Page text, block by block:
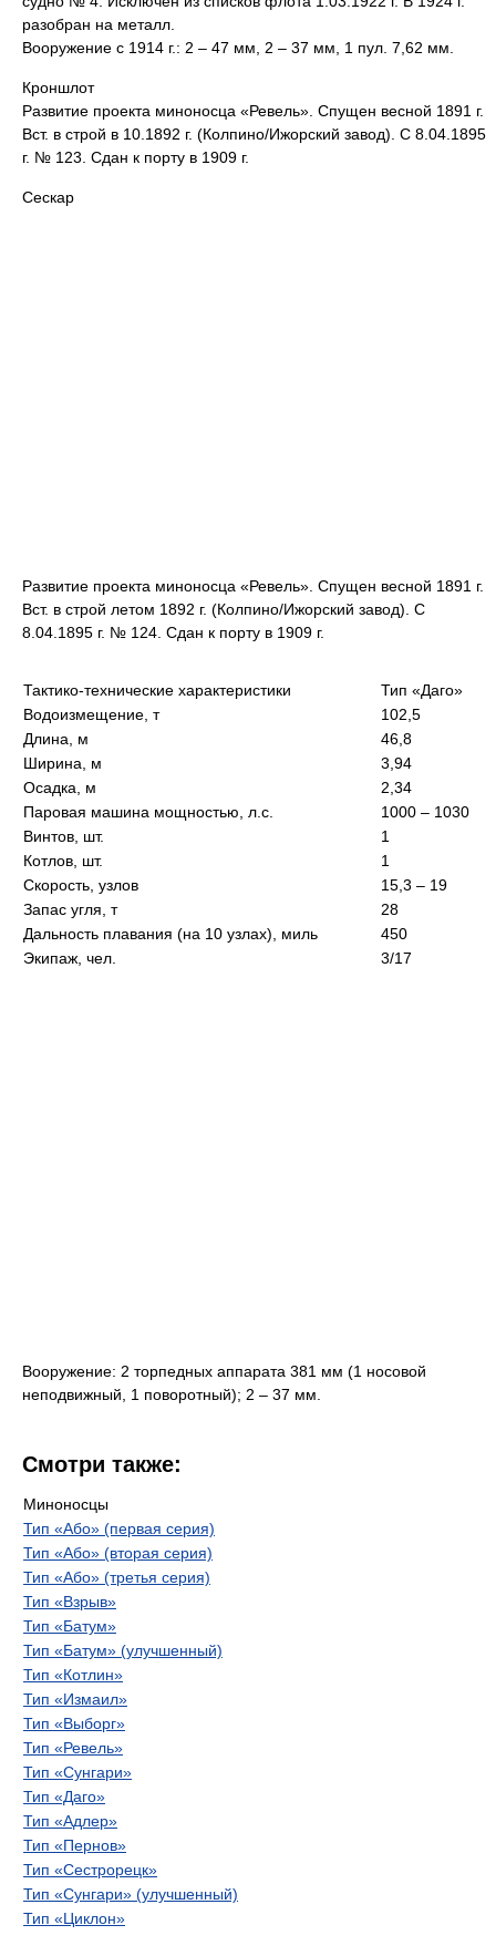
разобран на металл.
Вооружение с 1914 г.: 2 – 47 мм, 2 – 37 мм, 1 пул. 7,62 мм.
Кроншлот
Развитие проекта миноносца «Ревель». Спущен весной 1891 г.
Вст. в строй в 10.1892 г. (Колпино/Ижорский завод). С 8.04.1895
г. № 123. Сдан к порту в 1909 г.
Сескар
Развитие проекта миноносца «Ревель». Спущен весной 1891 г.
Вст. в строй летом 1892 г. (Колпино/Ижорский завод). С
8.04.1895 г. № 124. Сдан к порту в 1909 г.
Тактико-технические характеристики
Тип «Даго»
Водоизмещение, т
102,5
Длина, м
46,8
Ширина, м
3,94
Осадка, м
2,34
Паровая машина мощностью, л.с.
1000 – 1030
Винтов, шт.
1
Котлов, шт.
1
Скорость, узлов
15,3 – 19
Запас угля, т
28
Дальность плавания (на 10 узлах), миль
450
Экипаж, чел.
3/17
Вооружение: 2 торпедных аппарата 381 мм (1 носовой
неподвижный, 1 поворотный); 2 – 37 мм.
Смотри также:
Миноносцы
Тип «Або» (первая серия)
Тип «Або» (вторая серия)
Тип «Або» (третья серия)
Тип «Взрыв»
Тип «Батум»
Тип «Батум» (улучшенный)
Тип «Котлин»
Тип «Измаил»
Тип «Выборг»
Тип «Ревель»
Тип «Сунгари»
Тип «Даго»
Тип «Адлер»
Тип «Пернов»
Тип «Сестрорецк»
Тип «Сунгари» (улучшенный)
Тип «Циклон»